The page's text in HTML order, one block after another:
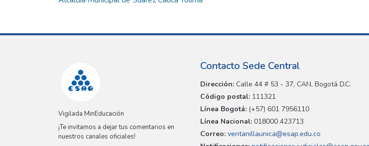
Vigilada MinEducación
¡Te invitamos a dejar tus comentarios en
nuestros canales oficiales!
Contacto Sede Central
Dirección: Calle 44 # 53 - 37, CAN, Bogotá D.C.
Código postal: 111321
Línea Bogotá: (+57) 601 7956110
Línea Nacional: 018000 423713
Correo: ventanillaunica@esap.edu.co